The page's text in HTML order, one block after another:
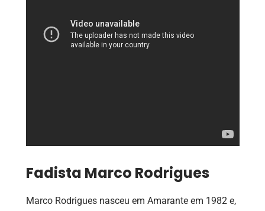
Fadista Marco Rodrigues
Marco Rodrigues nasceu em Amarante em 1982 e,